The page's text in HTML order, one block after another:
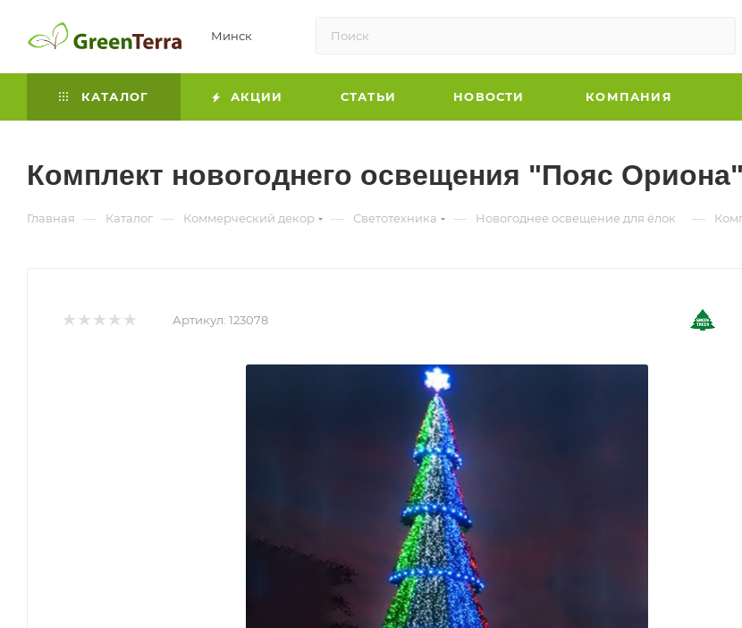
Минск
КАТАЛОГ АКЦИИ СТАТЬИ НОВОСТИ КОМПАНИЯ
Комплект новогоднего освещения "Пояс
Главная — Каталог — Коммерческий декор — Светотехника — Новогоднее освещение для ёлок —
Артикул: 123078